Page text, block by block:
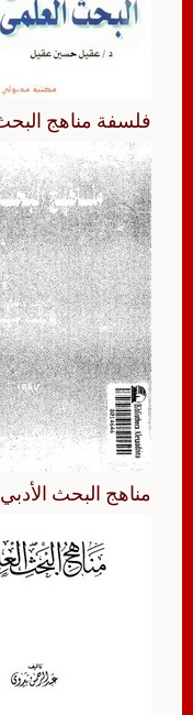
فلسفة مناهج
مناهج البحث الأدبي